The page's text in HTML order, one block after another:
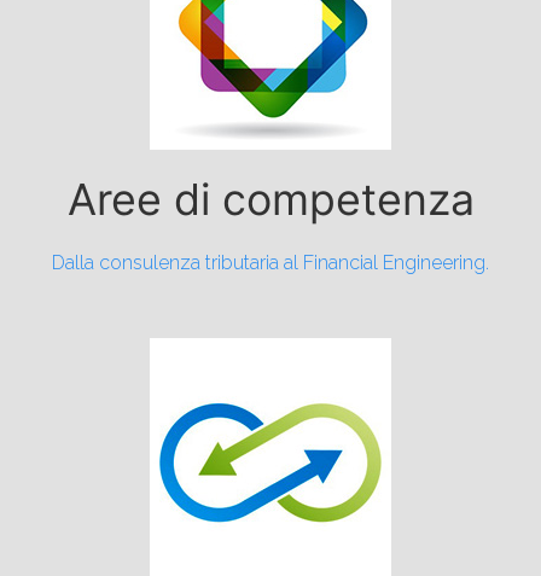
Aree di competenza
Dalla consulenza tributaria al Financial Engineering.